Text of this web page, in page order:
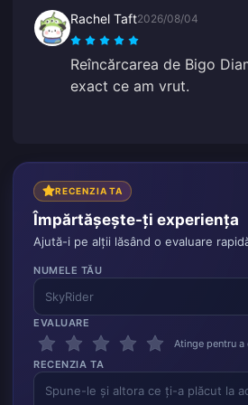
Rachel Taft2026/08/04
Reîncărcarea de Bigo
exact ce am vrut.
RECENZIA TA
Împărtășește-ți experiența
Ajută-i pe alții lăsând o evaluare
NUMELE TĂU
EVALUARE
Atinge pentru a
RECENZIA TA